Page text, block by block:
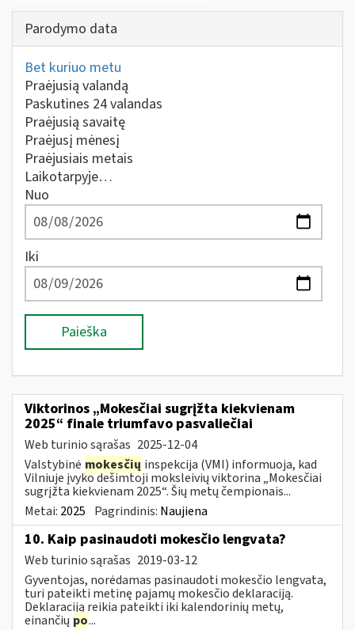
Parodymo data
Bet kuriuo metu
Praėjusią valandą
Paskutines 24 valandas
Praėjusią savaitę
Praėjusį mėnesį
Praėjusiais metais
Laikotarpyje…
Nuo
Iki
Paieška
Viktorinos „Mokesčiai sugrįžta kiekvienam
2025“ finale triumfavo pasvaliečiai
Web turinio sąrašas 2025-12-04
Valstybinė mokesčių inspekcija (VMI) informuoja, kad
Vilniuje įvyko dešimtoji moksleivių viktorina „Mokesčiai
sugrįžta kiekvienam 2025“. Šių metų čempionais...
Metai: 2025 Pagrindinis: Naujiena
10. Kaip pasinaudoti mokesčio lengvata?
Web turinio sąrašas 2019-03-12
Gyventojas, norėdamas pasinaudoti mokesčio lengvata,
turi pateikti metinę pajamų mokesčio deklaraciją.
Deklaraciją reikia pateikti iki kalendorinių metų,
einančių po...